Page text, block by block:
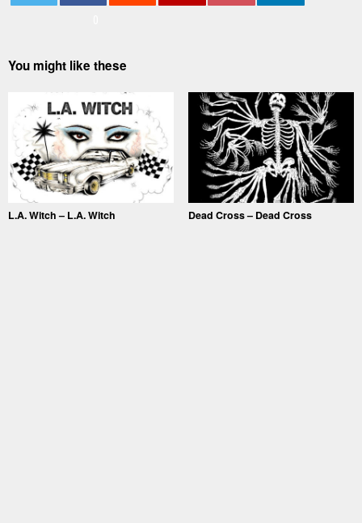
You might like these
L.A. Witch – L.A. Witch Dead Cross – Dead Cross